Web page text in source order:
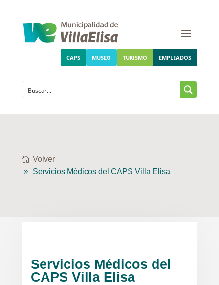
CAPS MUSEO TURISMO EMPLEADOS
Volver
Servicios Médicos del CAPS Villa Elisa
Servicios Médicos del
CAPS Villa Elisa